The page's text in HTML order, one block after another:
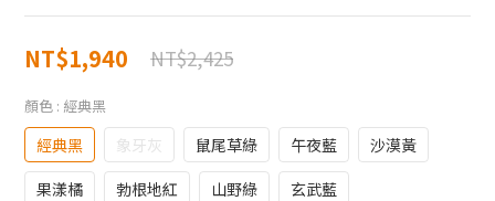
NT$1,940 NT$2,425
顏色 : 經典黑
經典黑 象牙灰 鼠尾草綠 午夜藍
沙漠黃
果漾橘
勃根地紅 山野綠 玄武藍